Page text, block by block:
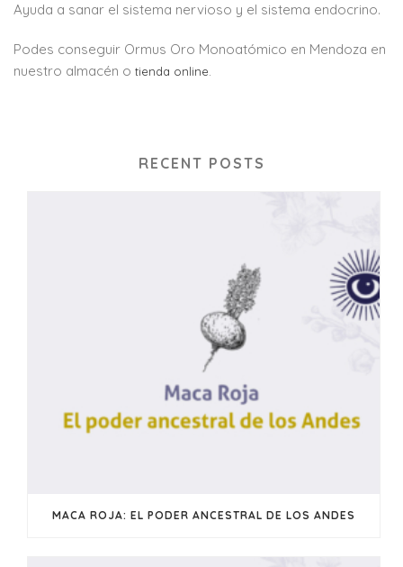
Ayuda a sanar el sistema nervioso y el sistema endocrino.
Podes conseguir Ormus Oro Monoatómico en Mendoza en
nuestro almacén o tienda online.
RECENT POSTS
MACA ROJA: EL PODER ANCESTRAL DE LOS ANDES